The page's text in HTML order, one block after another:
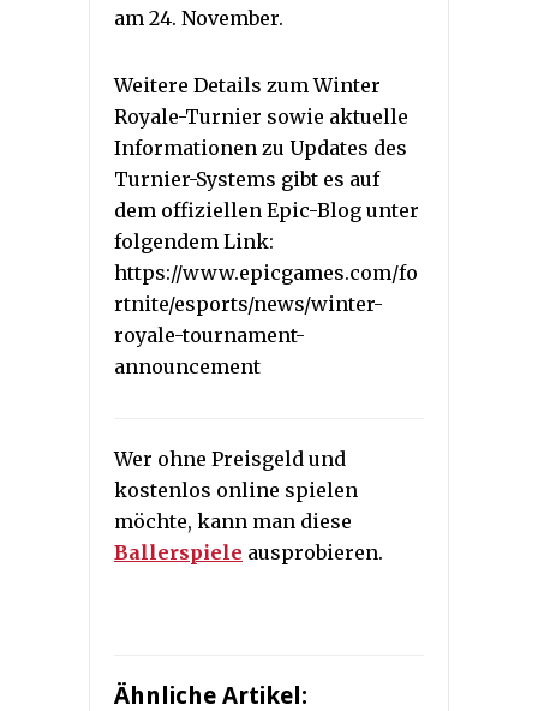
am 24. November.
Weitere Details zum Winter
Royale-Turnier sowie aktuelle
Informationen zu Updates des
Turnier-Systems gibt es auf
dem offiziellen Epic-Blog unter
folgendem Link:
https://www.epicgames.com/fo
rtnite/esports/news/winter-
royale-tournament-
announcement
Wer ohne Preisgeld und
kostenlos online spielen
möchte, kann man diese
Ballerspiele ausprobieren.
Ähnliche Artikel: